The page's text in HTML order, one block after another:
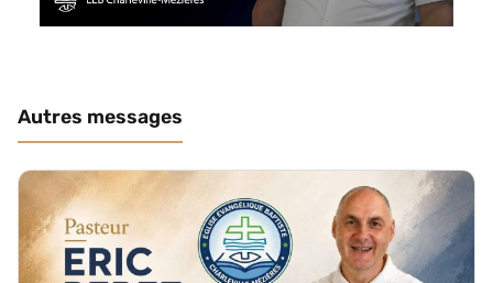
Autres messages